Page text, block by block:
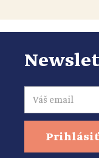
Email
Prihlásiť